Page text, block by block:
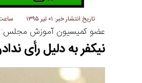
تاریخ انتشار خبر: ۰۱ تیر ۱۳۹۵ ساعت
عضو کمیسیون آموزش مجلس:
نیکفر به دلیل رأی